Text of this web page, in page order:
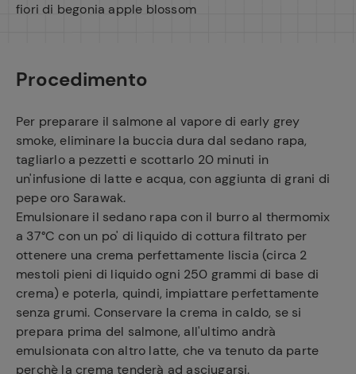
fiori di begonia apple blossom
Procedimento
Per preparare il salmone al vapore di early grey
smoke, eliminare la buccia dura dal sedano rapa,
tagliarlo a pezzetti e scottarlo 20 minuti in
un'infusione di latte e acqua, con aggiunta di grani di
pepe oro Sarawak.
Emulsionare il sedano rapa con il burro al thermomix
a 37°C con un po' di liquido di cottura filtrato per
ottenere una crema perfettamente liscia (circa 2
mestoli pieni di liquido ogni 250 grammi di base di
crema) e poterla, quindi, impiattare perfettamente
senza grumi. Conservare la crema in caldo, se si
prepara prima del salmone, all'ultimo andrà
emulsionata con altro latte, che va tenuto da parte
perchè la crema tenderà ad asciugarsi.